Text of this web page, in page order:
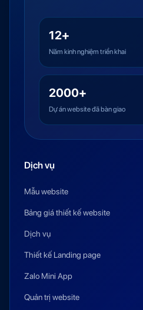
12+
Năm kinh nghiệm triển khai
2000+
Dự án website đã bàn giao
Dịch vụ
Mẫu website
Bảng giá thiết kế website
Dịch vụ
Thiết kế Landing page
Zalo Mini App
Quản trị website